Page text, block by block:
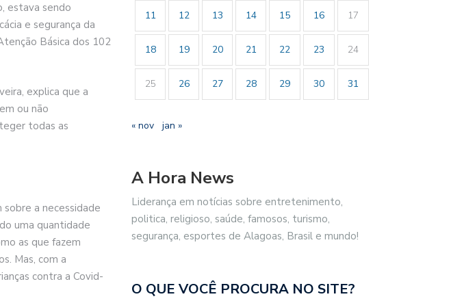
estava sendo
e segurança da
Básica dos 102
explica que a
ou não
todas as
a necessidade
uma quantidade
as que fazem
Mas, com a
contra a Covid-
11 12 13 14 15 16 17
18 19 20 21 22 23 24
25 26 27 28 29 30 31
« nov jan »
A Hora News
Liderança em notícias sobre entretenimento,
politica, religioso, saúde, famosos, turismo,
segurança, esportes de Alagoas, Brasil e mundo!
O QUE VOCÊ PROCURA NO SITE?